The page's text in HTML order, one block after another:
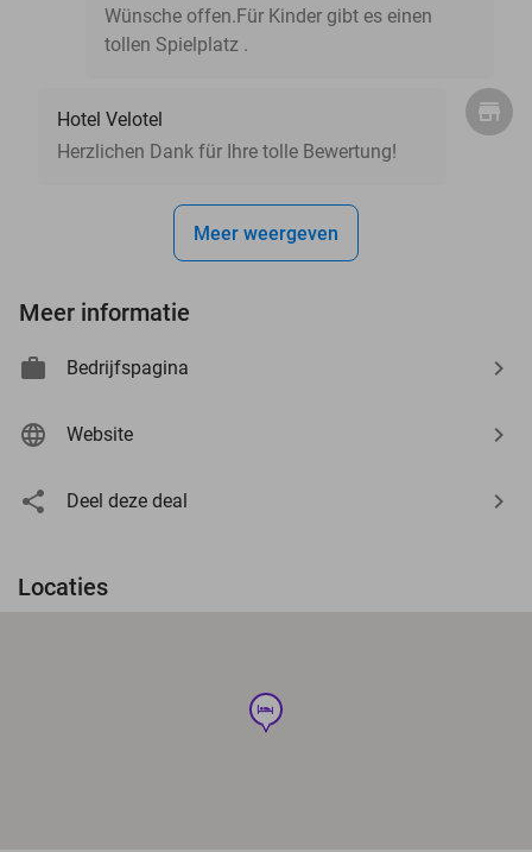
Wünsche offen.Für Kinder gibt es einen
tollen Spielplatz .
Hotel Velotel
Herzlichen Dank für Ihre tolle Bewertung!
Meer weergeven
Meer informatie
Bedrijfspagina
Website
Deel deze deal
Locaties
hotel